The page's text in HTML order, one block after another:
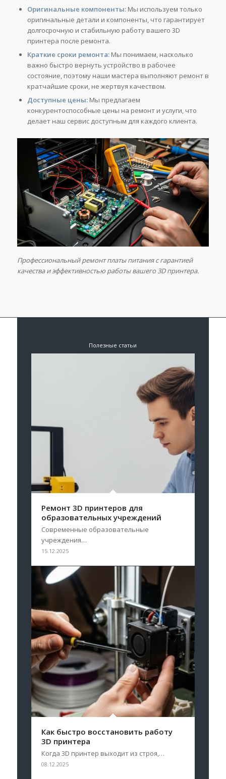
Оригинальные компоненты:Мы используем только
оригинальные детали и компоненты, что гарантирует
долгосрочную и стабильную работу вашего 3D
принтера после ремонта.
Краткие сроки ремонта:Мы понимаем, насколько
важно быстро вернуть устройство в рабочее
состояние, поэтому наши мастера выполняют ремонт в
кратчайшие сроки, не жертвуя качеством.
Доступные цены:Мы предлагаем
конкурентоспособные цены на ремонт и услуги, что
делает наш сервис доступным для каждого клиента.
Профессиональный ремонт платы питания с гарантией
качества и эффективностью работы вашего 3D принтера.
Полезные статьи
Ремонт 3D принтеров для
образовательных учреждений
Современные образовательные
учреждения…
15.12.2025
Как быстро восстановить работу
3D принтера
Когда 3D принтер выходит из строя,…
08.12.2025